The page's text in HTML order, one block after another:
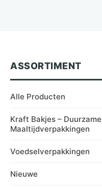
ASSORTIMENT
Alle Producten
Kraft Bakjes – Duurzame
Maaltijdverpakkingen
Voedselverpakkingen
Nieuwe